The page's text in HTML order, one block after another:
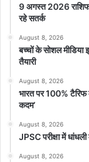
9 अगस्त 2026
रहे सतर्क
August 8, 2026
बच्चों के सोशल
तैयारी
August 8, 2026
भारत पर 100% टैरिफ
कदम’
August 8, 2026
JPSC परीक्षा में
August 8, 2026